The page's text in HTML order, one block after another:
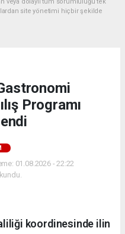
veya dolaylı tüm sorumluluğu tek
site yönetimi hiçbir şekilde
Programı
01.08.2026 - 22:22
koordinesinde ilin